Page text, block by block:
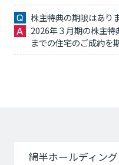
株主特典の期限はあり
2026年３月期の株主
までの住宅のご成約を
綿半ホールディン